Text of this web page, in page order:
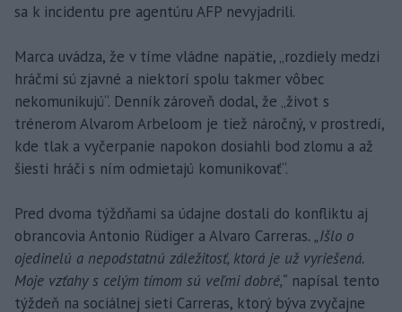
sa k incidentu pre agentúru AFP nevyjadrili.
Marca uvádza, že v tíme vládne napätie, „rozdiely medzi
hráčmi sú zjavné a niektorí spolu takmer vôbec
nekomunikujú“. Denník zároveň dodal, že „život s
trénerom Alvarom Arbeloom je tiež náročný, v prostredí,
kde tlak a vyčerpanie napokon dosiahli bod zlomu a až
šiesti hráči s ním odmietajú komunikovať“.
Pred dvoma týždňami sa údajne dostali do konfliktu aj
obrancovia Antonio Rüdiger a Alvaro Carreras. „Išlo o
ojedinelú a nepodstatnú záležitosť, ktorá je už vyriešená.
Moje vzťahy s celým tímom sú veľmi dobré,“ napísal tento
týždeň na sociálnej sieti Carreras, ktorý býva zvyčajne